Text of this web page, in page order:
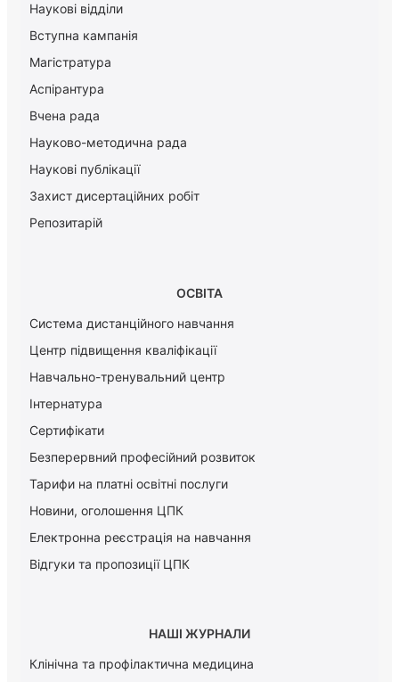
Наукові відділи
Вступна кампанія
Магістратура
Аспірантура
Вчена рада
Науково-методична рада
Наукові публікації
Захист дисертаційних робіт
Репозитарій
ОСВІТА
Система дистанційного навчання
Центр підвищення кваліфікації
Навчально-тренувальний центр
Інтернатура
Сертифікати
Безперервний професійний розвиток
Тарифи на платні освітні послуги
Новини, оголошення ЦПК
Електронна реєстрація на навчання
Відгуки та пропозиції ЦПК
НАШІ ЖУРНАЛИ
Клінічна та профілактична медицина